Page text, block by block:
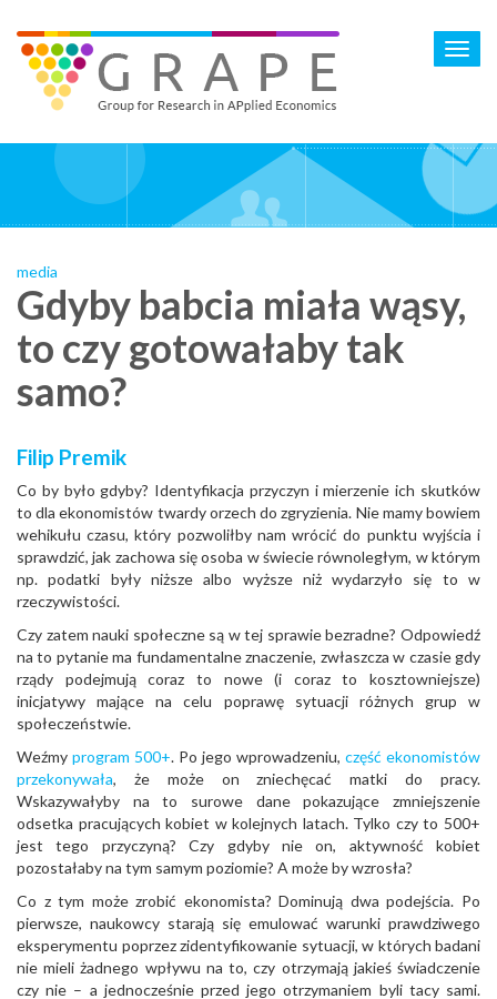
main
content
media
Gdyby babcia miała wąsy,
to czy gotowałaby tak
samo?
Filip Premik
Co by było gdyby? Identyfikacja przyczyn i mierzenie ich skutków
to dla ekonomistów twardy orzech do zgryzienia. Nie mamy bowiem
wehikułu czasu, który pozwoliłby nam wrócić do punktu wyjścia i
sprawdzić, jak zachowa się osoba w świecie równoległym, w którym
np. podatki były niższe albo wyższe niż wydarzyło się to w
rzeczywistości.
Czy zatem nauki społeczne są w tej sprawie bezradne? Odpowiedź
na to pytanie ma fundamentalne znaczenie, zwłaszcza w czasie gdy
rządy podejmują coraz to nowe (i coraz to kosztowniejsze)
inicjatywy mające na celu poprawę sytuacji różnych grup w
społeczeństwie.
Weźmy program 500+. Po jego wprowadzeniu, część ekonomistów
przekonywała, że może on zniechęcać matki do pracy.
Wskazywałyby na to surowe dane pokazujące zmniejszenie
odsetka pracujących kobiet w kolejnych latach. Tylko czy to 500+
jest tego przyczyną? Czy gdyby nie on, aktywność kobiet
pozostałaby na tym samym poziomie? A może by wzrosła?
Co z tym może zrobić ekonomista? Dominują dwa podejścia. Po
pierwsze, naukowcy starają się emulować warunki prawdziwego
eksperymentu poprzez zidentyfikowanie sytuacji, w których badani
nie mieli żadnego wpływu na to, czy otrzymają jakieś świadczenie
czy nie – a jednocześnie przed jego otrzymaniem byli tacy sami.